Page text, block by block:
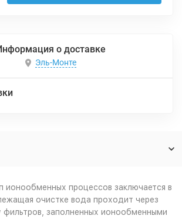
о доставке
Эль-Монте
ионообменных процессов заключается в
очистке вода проходит через
фильтров, заполненных ионообменными